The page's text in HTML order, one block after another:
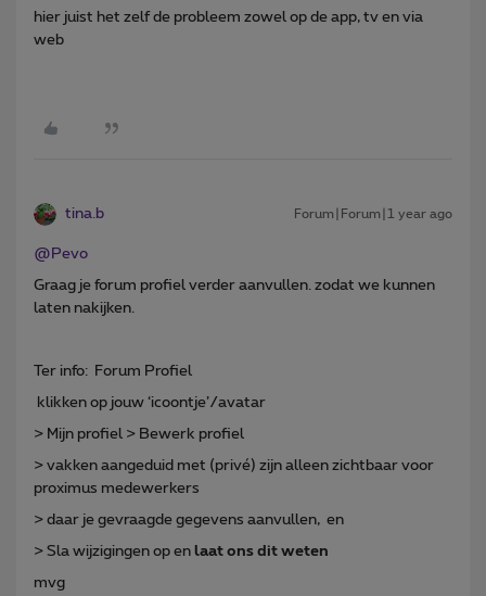
hier juist het zelf de probleem zowel op de app, tv en via
web
tina.b Forum|Forum|1 year ago
@Pevo
Graag je forum profiel verder aanvullen. zodat we kunnen
laten nakijken.
Ter info: Forum Profiel
klikken op jouw ‘icoontje’/avatar
> Mijn profiel > Bewerk profiel
> vakken aangeduid met (privé) zijn alleen zichtbaar voor
proximus medewerkers
> daar je gevraagde gegevens aanvullen, en
> Sla wijzigingen op en laat ons dit weten
mvg